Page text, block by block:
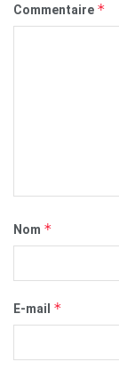
Commentaire *
Nom *
E-mail *